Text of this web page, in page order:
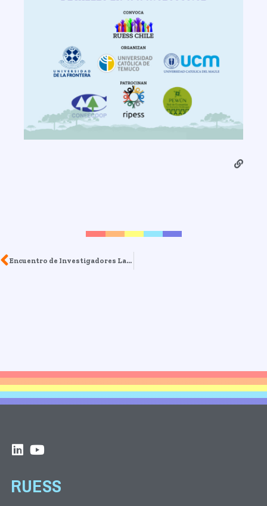
Encuentro de Investigadores Latinoamericanos en Cooperativismo
RUESS